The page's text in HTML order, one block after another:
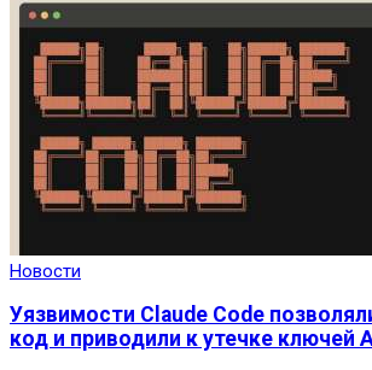
Новости
Уязвимости Claude Code
код и приводили к утечке ключей